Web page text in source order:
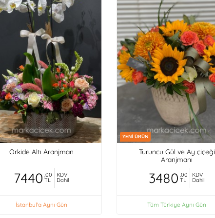
Orkide Altı Aranjman
7440 ,00
TL
KDV
Dahil
İstanbul'a Aynı Gün
YENİ ÜRÜN
Turuncu Gül ve Ay çiçeği
Aranjmanı
3480 ,00
TL
KDV
Dahil
Tüm Türkiye Aynı Gün